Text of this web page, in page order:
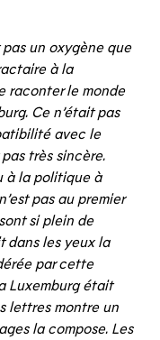
un oxygène que
à la
raconter le monde
Ce n’était pas
avec le
très sincère.
à la politique à
pas au premier
si plein de
dans les yeux la
par cette
Luxemburg était
lettres montre un
la compose. Les